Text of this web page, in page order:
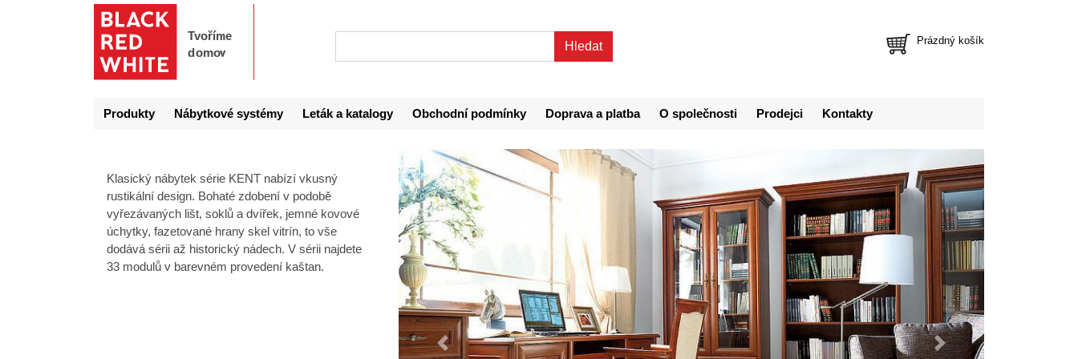
Prázdný košík
Produkty Nábytkové systémy Leták a katalogy Obchodní podmínky Doprava a platba O společnosti Prodejci Kontakty
Klasický nábytek série KENT nabízí vkusný
rustikální design. Bohaté zdobení v podobě
vyřezávaných lišt, soklů a dvířek, jemné kovové
úchytky, fazetované hrany skel vitrín, to vše
dodává sérii až historický nádech. V sérii najdete
33 modulů v barevném provedení kaštan.
Předchozí Další